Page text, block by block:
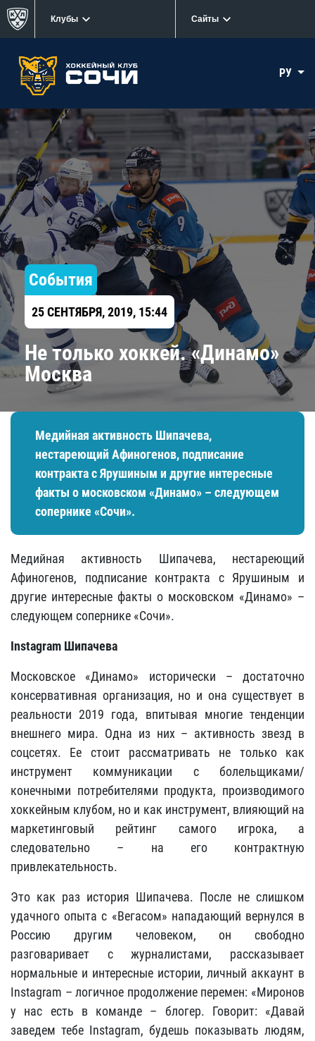
Клубы Сайты
РУ
События
25 СЕНТЯБРЯ, 2019, 15:44
Не только хоккей. «Динамо»
Москва
Медийная активность Шипачева,
нестареющий Афиногенов, подписание
контракта с Ярушиным и другие интересные
факты о московском «Динамо» – следующем
сопернике «Сочи».
Медийная активность Шипачева, нестареющий
Афиногенов, подписание контракта с Ярушиным и
другие интересные факты о московском «Динамо» –
следующем сопернике «Сочи».
Instagram Шипачева
Московское «Динамо» исторически – достаточно
консервативная организация, но и она существует в
реальности 2019 года, впитывая многие тенденции
внешнего мира. Одна из них – активность звезд в
соцсетях. Ее стоит рассматривать не только как
инструмент коммуникации с болельщиками/
конечными потребителями продукта, производимого
хоккейным клубом, но и как инструмент, влияющий на
маркетинговый рейтинг самого игрока, а
следовательно – на его контрактную
привлекательность.
Это как раз история Шипачева. После не слишком
удачного опыта с «Вегасом» нападающий вернулся в
Россию другим человеком, он свободно
разговаривает с журналистами, рассказывает
нормальные и интересные истории, личный аккаунт в
Instagram – логичное продолжение перемен: «Миронов
у нас есть в команде – блогер. Говорит: «Давай
заведем тебе Instagram, будешь показывать людям,